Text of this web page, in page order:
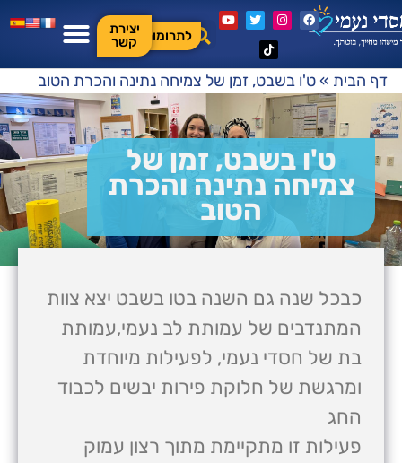
לתרומות
יצירת
קשר
דף הבית »ט'ו בשבט, זמן של צמיחה נתינה והכרת הטוב
ט'ו בשבט, זמן של
צמיחה נתינה והכרת
הטוב
כבכל שנה גם השנה בטו בשבט יצא צוות
המתנדבים של עמותת לב נעמי,עמותת
בת של חסדי נעמי, לפעילות מיוחדת
ומרגשת של חלוקת פירות יבשים לכבוד
החג
פעילות זו מתקיימת מתוך רצון עמוק